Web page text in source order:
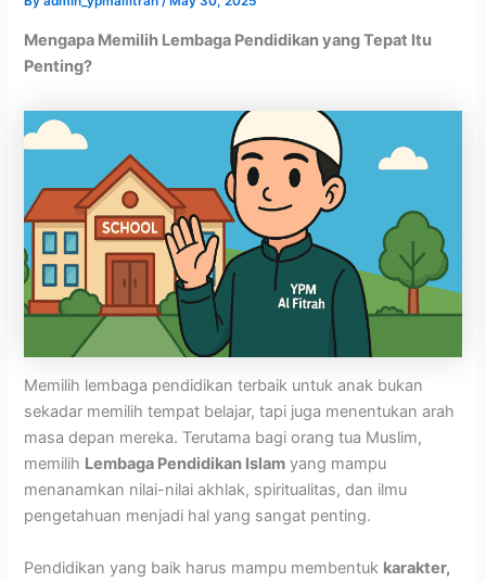
Mengapa Memilih Lembaga Pendidikan yang Tepat Itu
Penting?
Memilih lembaga pendidikan terbaik untuk anak bukan
sekadar memilih tempat belajar, tapi juga menentukan arah
masa depan mereka. Terutama bagi orang tua Muslim,
memilih Lembaga Pendidikan Islam yang mampu
menanamkan nilai-nilai akhlak, spiritualitas, dan ilmu
pengetahuan menjadi hal yang sangat penting.
Pendidikan yang baik harus mampu membentuk karakter,